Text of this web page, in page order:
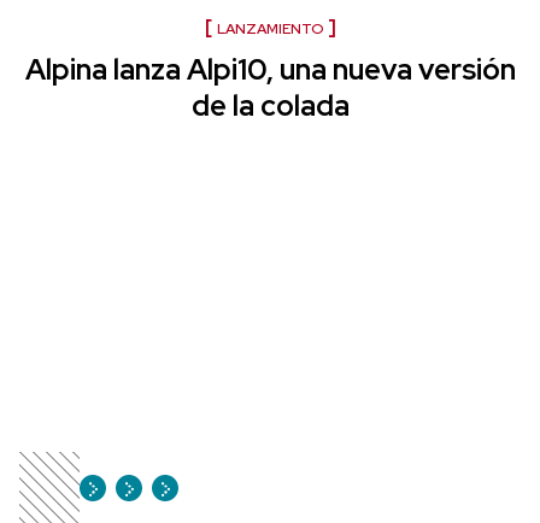
LANZAMIENTO
Alpina lanza Alpi10, una nueva versión
de la colada